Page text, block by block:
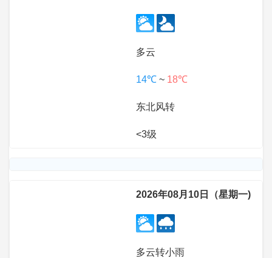
多云
14℃ ~ 18℃
东北风转
<3级
2026年08月10日（星期一)
多云转小雨